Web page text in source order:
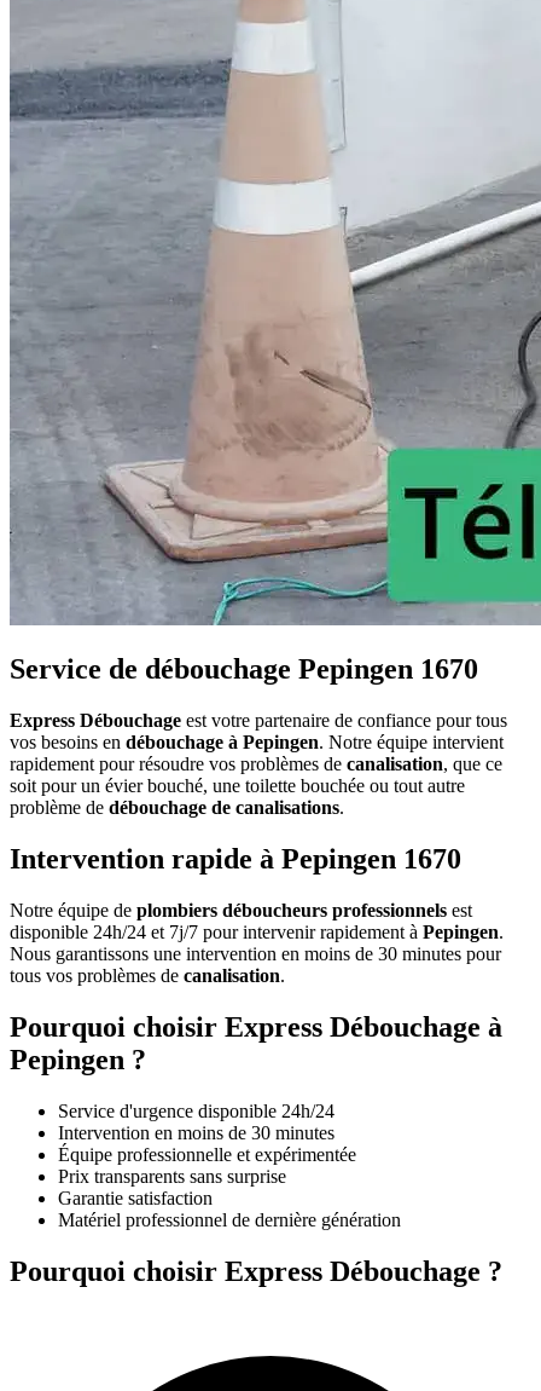
Service de débouchage Pepingen 1670
Express Débouchage est votre partenaire de confiance pour tous
vos besoins en débouchage à Pepingen. Notre équipe intervient
rapidement pour résoudre vos problèmes de canalisation, que ce
soit pour un évier bouché, une toilette bouchée ou tout autre
problème de débouchage de canalisations.
Intervention rapide à Pepingen 1670
Notre équipe de plombiers déboucheurs professionnels est
disponible 24h/24 et 7j/7 pour intervenir rapidement à Pepingen.
Nous garantissons une intervention en moins de 30 minutes pour
tous vos problèmes de canalisation.
Pourquoi choisir Express Débouchage à
Pepingen ?
Service d'urgence disponible 24h/24
Intervention en moins de 30 minutes
Équipe professionnelle et expérimentée
Prix transparents sans surprise
Garantie satisfaction
Matériel professionnel de dernière génération
Pourquoi choisir Express Débouchage ?